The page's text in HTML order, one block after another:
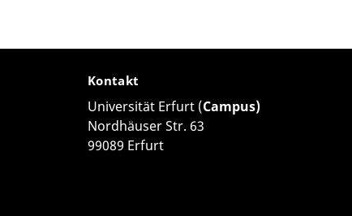
Kontakt
Universität Erfurt (Campus)
Nordhäuser Str. 63
99089 Erfurt